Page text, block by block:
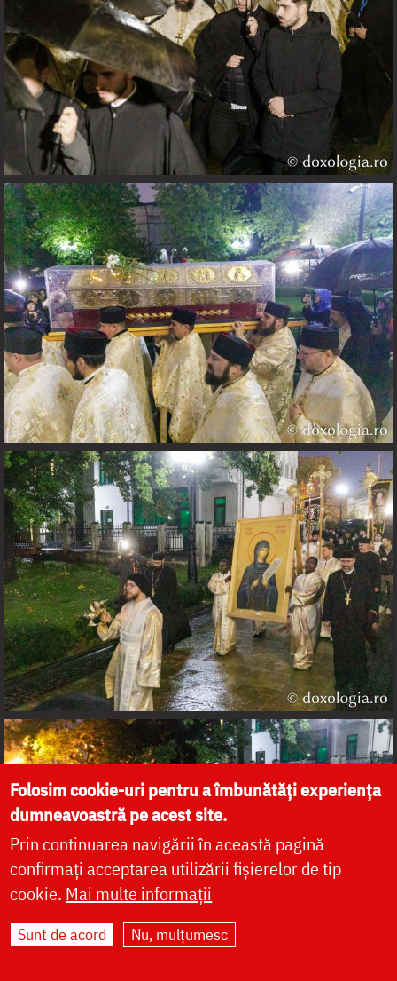
Folosim cookie-uri pentru a îmbunătăți experiența
dumneavoastră pe acest site.
Prin continuarea navigării în această pagină
confirmați acceptarea utilizării fișierelor de tip
cookie. Mai multe informații
Sunt de acord Nu, mulțumesc